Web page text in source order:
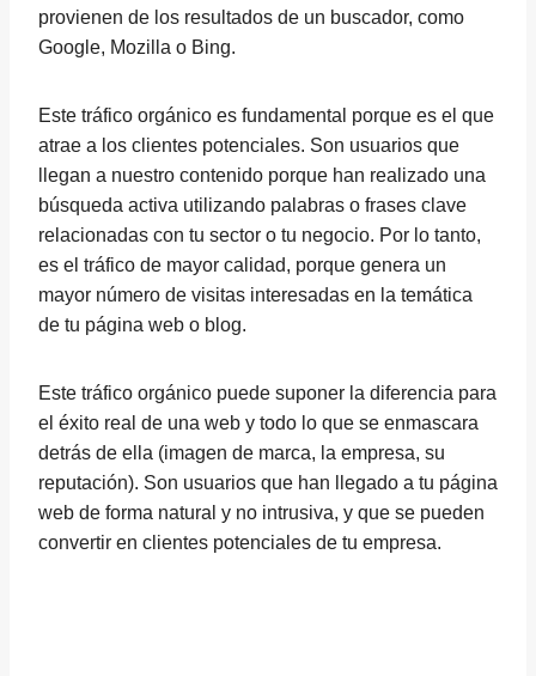
provienen de los resultados de un buscador, como
Google, Mozilla o Bing.
Este tráfico orgánico es fundamental porque es el que
atrae a los clientes potenciales. Son usuarios que
llegan a nuestro contenido porque han realizado una
búsqueda activa utilizando palabras o frases clave
relacionadas con tu sector o tu negocio. Por lo tanto,
es el tráfico de mayor calidad, porque genera un
mayor número de visitas interesadas en la temática
de tu página web o blog.
Este tráfico orgánico puede suponer la diferencia para
el éxito real de una web y todo lo que se enmascara
detrás de ella (imagen de marca, la empresa, su
reputación). Son usuarios que han llegado a tu página
web de forma natural y no intrusiva, y que se pueden
convertir en clientes potenciales de tu empresa.